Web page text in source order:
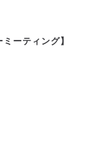
ーティング】